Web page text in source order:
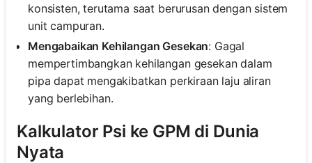
konsisten, terutama saat berurusan dengan sistem
unit campuran.
Mengabaikan Kehilangan Gesekan: Gagal
mempertimbangkan kehilangan gesekan dalam
pipa dapat mengakibatkan perkiraan laju aliran
yang berlebihan.
Kalkulator Psi ke GPM di Dunia
Nyata